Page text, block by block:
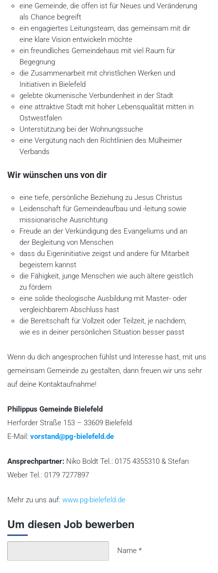
eine Gemeinde, die offen ist für Neues und Veränderung
als Chance begreift
ein engagiertes Leitungsteam, das gemeinsam mit dir
eine klare Vision entwickeln möchte
ein freundliches Gemeindehaus mit viel Raum für
Begegnung
die Zusammenarbeit mit christlichen Werken und
Initiativen in Bielefeld
gelebte ökumenische Verbundenheit in der Stadt
eine attraktive Stadt mit hoher Lebensqualität mitten in
Ostwestfalen
Unterstützung bei der Wohnungssuche
eine Vergütung nach den Richtlinien des Mülheimer
Verbands
Wir wünschen uns von dir
eine tiefe, persönliche Beziehung zu Jesus Christus
Leidenschaft für Gemeindeaufbau und -leitung sowie
missionarische Ausrichtung
Freude an der Verkündigung des Evangeliums und an
der Begleitung von Menschen
dass du Eigeninitiative zeigst und andere für Mitarbeit
begeistern kannst
die Fähigkeit, junge Menschen wie auch ältere geistlich
zu fördern
eine solide theologische Ausbildung mit Master- oder
vergleichbarem Abschluss hast
die Bereitschaft für Vollzeit oder Teilzeit, je nachdem,
wie es in deiner persönlichen Situation besser passt
Wenn du dich angesprochen fühlst und Interesse hast, mit uns
gemeinsam Gemeinde zu gestalten, dann freuen wir uns sehr
auf deine Kontaktaufnahme!
Philippus Gemeinde Bielefeld
Herforder Straße 153 – 33609 Bielefeld
E-Mail: vorstand@pg-bielefeld.de
Ansprechpartner: Niko Boldt Tel.: 0175 4355310 & Stefan
Weber Tel.: 0179 7277897
Mehr zu uns auf: www.pg-bielefeld.de
Um diesen Job bewerben
Name *